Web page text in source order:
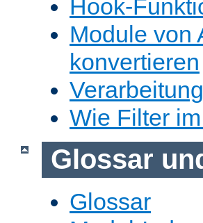
Hook-
Module von
konvertieren
Wie Filter
Glossar
Glossar